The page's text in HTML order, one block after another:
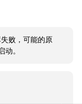
败，可能的原
动。